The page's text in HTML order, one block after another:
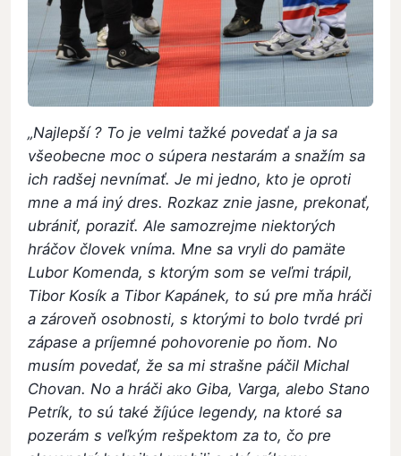
„Najlepší ? To je velmi tažké povedať a ja sa
všeobecne moc o súpera nestarám a snažím sa
ich radšej nevnímať. Je mi jedno, kto je oproti
mne a má iný dres. Rozkaz znie jasne, prekonať,
ubrániť, poraziť. Ale samozrejme niektorých
hráčov človek vníma. Mne sa vryli do pamäte
Lubor Komenda, s ktorým som se veľmi trápil,
Tibor Kosík a Tibor Kapánek, to sú pre mňa hráči
a zároveň osobnosti, s ktorými to bolo tvrdé pri
zápase a príjemné pohovorenie po ňom. No
musím povedať, že sa mi strašne páčil Michal
Chovan. No a hráči ako Giba, Varga, alebo Stano
Petrík, to sú také žíjúce legendy, na ktoré sa
pozerám s veľkým rešpektom za to, čo pre